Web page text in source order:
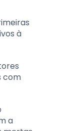
à
com
a